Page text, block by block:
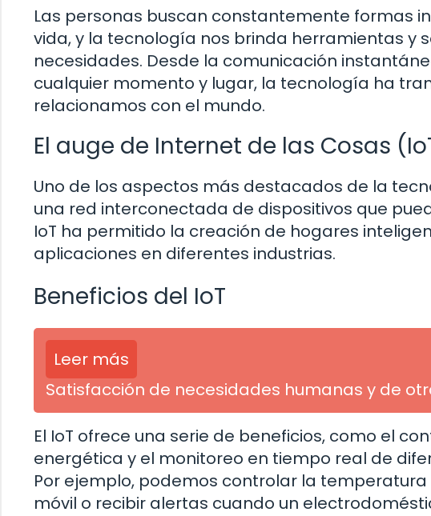
Las personas buscan constantemente formas
vida, y la tecnología nos brinda herramientas y
necesidades. Desde la comunicación
cualquier momento y lugar, la tecnología ha
relacionamos con el mundo.
El auge de Internet de las Cosas
Uno de los aspectos más destacados de la
una red interconectada de dispositivos que
IoT ha permitido la creación de hogares
aplicaciones en diferentes industrias.
Beneficios del IoT
Leer más
Satisfacción de necesidades humanas y de
El IoT ofrece una serie de beneficios, como el
energética y el monitoreo en tiempo real de
Por ejemplo, podemos controlar la
móvil o recibir alertas cuando un